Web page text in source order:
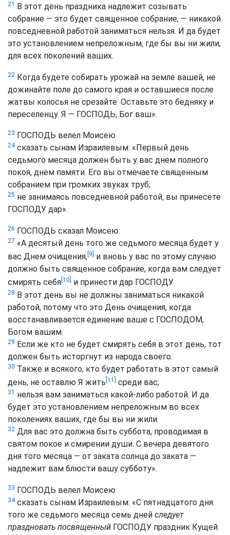
21
В этот день праздника надлежит созывать
собрание — это будет священное собрание, — никакой
повседневной работой заниматься нельзя. И да будет
это установлением непреложным, где бы вы ни жили,
для всех поколений ваших.
22 Когда будете собирать урожай на земле вашей, не
дожинайте поле до самого края и оставшиеся после
жатвы колосья не срезайте. Оставьте это бедняку и
переселенцу. Я — ГОСПОДЬ, Бог ваш».
23 ГОСПОДЬ велел Моисею
24сказать сынам Израилевым: «Первый день
седьмого месяца должен быть у вас днем полного
покоя, днем памяти. Его вы отмечаете священным
собранием при громких звуках труб;
25 не занимаясь повседневной работой, вы принесете
ГОСПОДУ дар».
26 ГОСПОДЬ сказал Моисею:
27 «А десятый день того же седьмого месяца будет у
вас Днем очищения, [9]
и вновь у вас по этому случаю
должно быть священное собрание, когда вам следует
смирять себя [10] и принести дар ГОСПОДУ.
28 В этот день вы не должны заниматься никакой
работой, потому что это День очищения, когда
восстанавливается единение ваше с ГОСПОДОМ,
Богом вашим.
29 Если же кто не будет смирять себя в этот день, тот
должен быть исторгнут из народа своего.
30 Также и всякого, кто будет работать в этот самый
день, не оставлю Я жить [11] среди вас;
31 нельзя вам заниматься какой-либо работой. И да
будет это установлением непреложным во всех
поколениях ваших, где бы вы ни жили.
32 Для вас это должна быть суббота, проводимая в
святом покое и смирении души. С вечера девятого
дня того месяца — от заката солнца до заката —
надлежит вам блюсти вашу субботу».
33 ГОСПОДЬ велел Моисею
34сказать сынам Израилевым: «С пятнадцатого дня
того же седьмого месяца семь дней следует
праздновать посвященный ГОСПОДУ праздник Кущей.